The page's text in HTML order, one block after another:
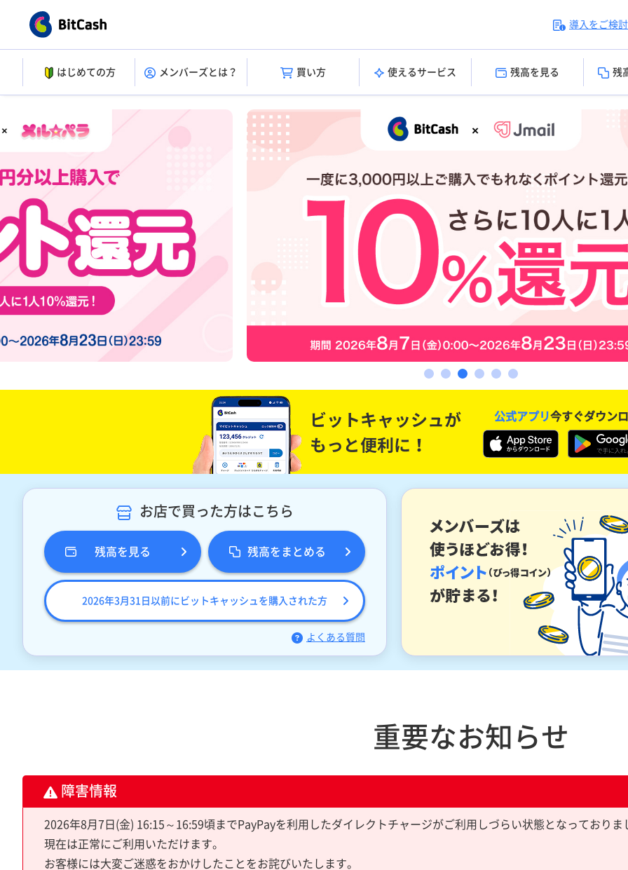
導入をご検
はじめての方 メンバーズとは？ 買い方 使えるサービス 残高を見る 残
公式アプリ今すぐダウン
お店で買った方はこちら
残高を見る 残高をまとめる
2026年3月31日以前にビットキャッシュを購入された方
よくある質問
重要なお知らせ
障害情報
2026年8月7日(金) 16:15～16:59頃までPayPayを利用したダイレクトチャージがご利用しづらい状態となっておりま
現在は正常にご利用いただけます。
お客様には大変ご迷惑をおかけしたことをお詫びいたします。